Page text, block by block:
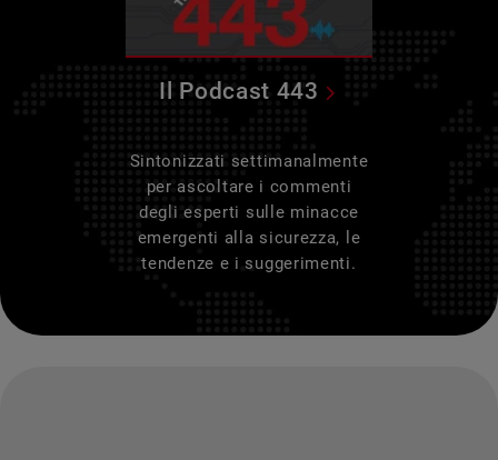
Il Podcast 443
Sintonizzati settimanalmente
per ascoltare i commenti
degli esperti sulle minacce
emergenti alla sicurezza, le
tendenze e i suggerimenti.